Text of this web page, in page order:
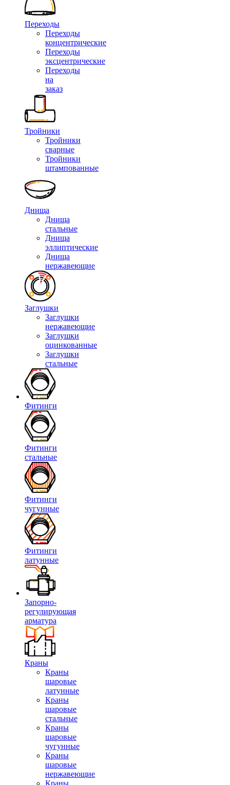
Переходы
Переходы
концентрические
Переходы
эксцентрические
Переходы
на
заказ
Тройники
Тройники
сварные
Тройники
штампованные
Днища
Днища
стальные
Днища
эллиптические
Днища
нержавеющие
Заглушки
Заглушки
нержавеющие
Заглушки
оцинкованные
Заглушки
стальные
Фитинги
Фитинги
стальные
Фитинги
чугунные
Фитинги
латунные
Запорно-
регулирующая
арматура
Краны
Краны
шаровые
латунные
Краны
шаровые
стальные
Краны
шаровые
чугунные
Краны
шаровые
нержавеющие
Краны